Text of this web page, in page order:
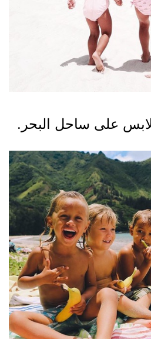
على ساحل البحر.